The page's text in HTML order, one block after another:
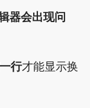
器会出现问
行才能显示换